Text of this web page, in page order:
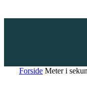
Forside Meter i